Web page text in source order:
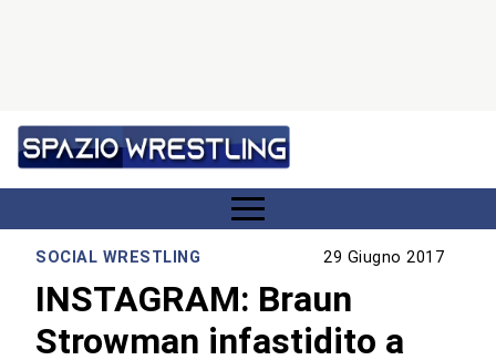
SOCIAL WRESTLING 29 Giugno 2017
INSTAGRAM: Braun
Strowman infastidito a